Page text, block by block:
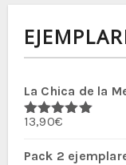
La Chica de la
Valorado
5
13,90€
Pack 2